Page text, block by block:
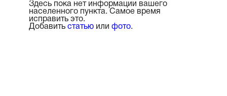
Здесь пока нет информации вашего
населенного пункта. Самое время
исправить это.
Добавить статьюили фото.